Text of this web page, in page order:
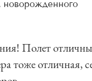
Полет
тоже отличная,